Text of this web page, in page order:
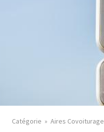
Catégorie Aires Covoiturage